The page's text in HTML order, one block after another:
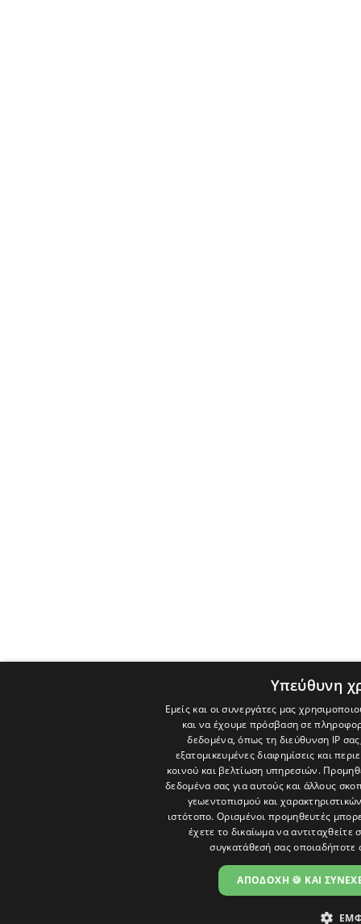
Υπεύθυνη
Εμείς και οι συνεργάτες μας
και να έχουμε πρόσβαση σε
δεδομένα, όπως τη διεύθυνση IP
εξατομικευμένες διαφημίσεις και
κοινού και βελτίωση υπηρεσιών.
δεδομένα σας για αυτούς και άλλους
γεωεντοπισμού και
ιστότοπο. Ορισμένοι προμηθευτές
έχετε το δικαίωμα να αντιταχθείτε
συγκατάθεσή σας οποιαδήποτε
ΑΠΟΔΟΧΗ 🍪 ΚΑΙ